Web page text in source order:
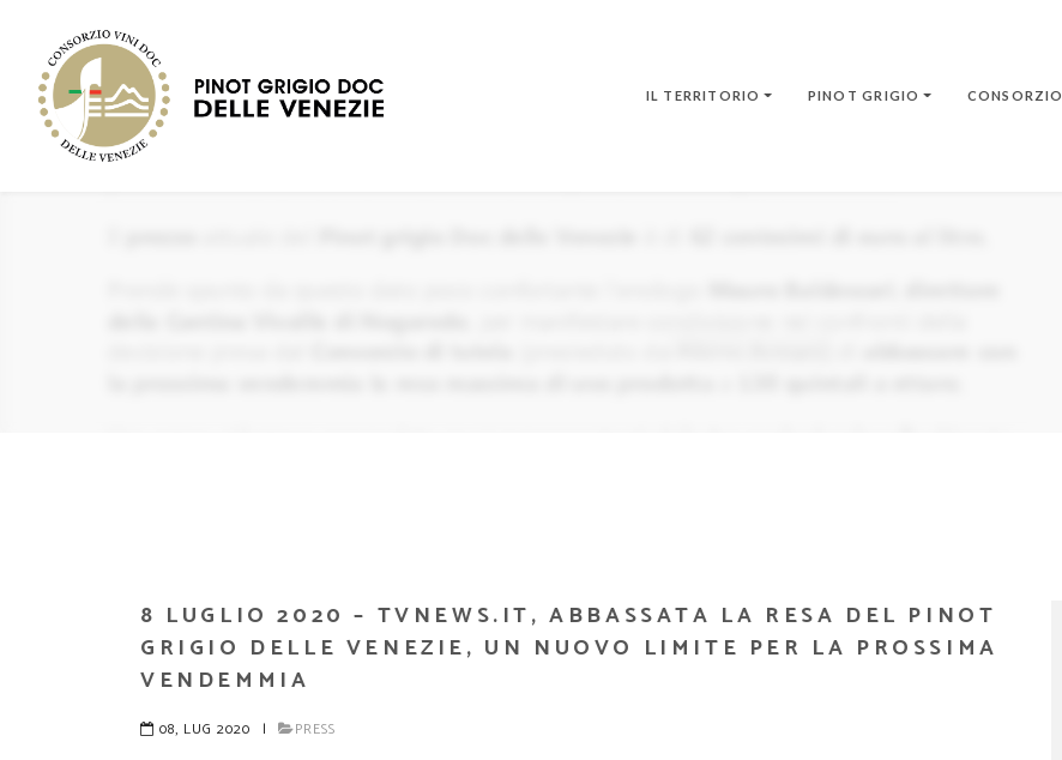
IL TERRITORIO PINOT GRIGIO CONSORZIO
8 LUGLIO 2020 – TVNEWS.IT, ABBASSATA LA RESA DEL PINOT
GRIGIO DELLE VENEZIE, UN NUOVO LIMITE PER LA PROSSIMA
VENDEMMIA
08, LUG 2020 | PRESS